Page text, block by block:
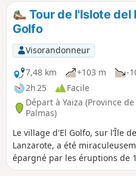
Tour de l'Islote del
Golfo
Visorandonneur
7,48 km
+103 m
-
2h 25
Facile
Départ à Yaiza (Province de
Palmas)
Le village d'El Golfo, sur l’Île de
Lanzarote, a été
épargné par les éruptions de
1736. Alors que la lave